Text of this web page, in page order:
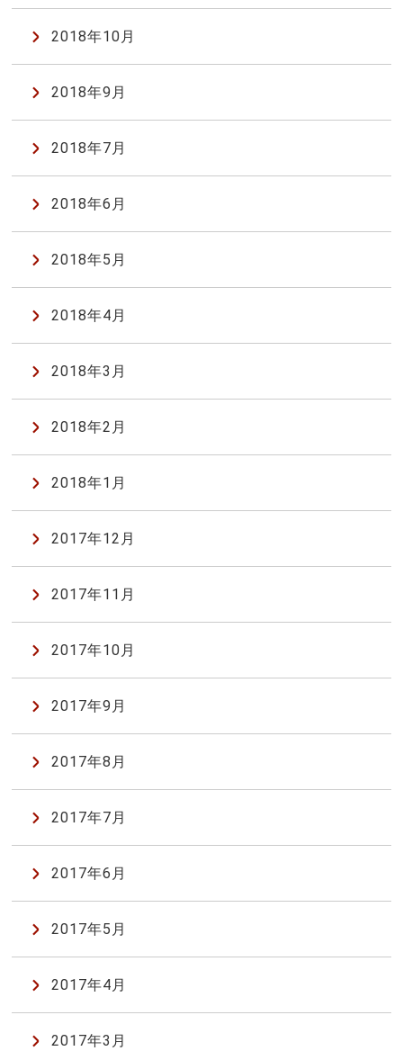
2018年10月
2018年9月
2018年7月
2018年6月
2018年5月
2018年4月
2018年3月
2018年2月
2018年1月
2017年12月
2017年11月
2017年10月
2017年9月
2017年8月
2017年7月
2017年6月
2017年5月
2017年4月
2017年3月